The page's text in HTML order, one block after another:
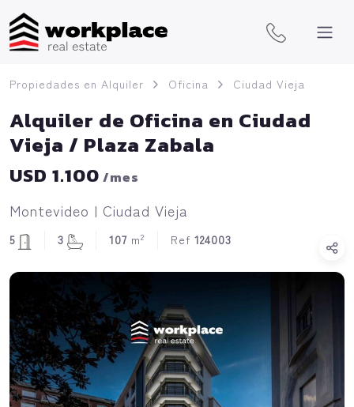
Propiedades en Alquiler Oficina Ciudad Vieja
Alquiler de Oficina en Ciudad
Vieja / Plaza Zabala
USD 1.100 /mes
Montevideo | Ciudad Vieja
5 3 107 m2 Ref124003